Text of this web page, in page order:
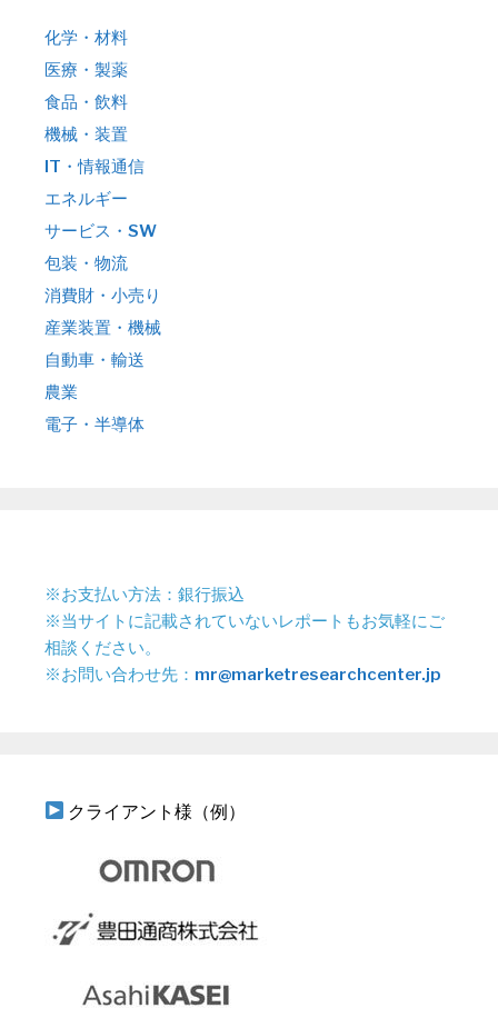
化学・材料
医療・製薬
食品・飲料
機械・装置
IT・情報通信
エネルギー
サービス・SW
包装・物流
消費財・小売り
産業装置・機械
自動車・輸送
農業
電子・半導体
※お支払い方法：銀行振込
※当サイトに記載されていないレポートもお気軽にご
相談ください。
※お問い合わせ先： mr@marketresearchcenter.jp
クライアント様（例）